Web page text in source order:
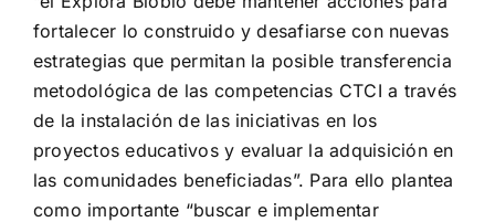
fortalecer lo construido y desafiarse con nuevas
estrategias que permitan la posible transferencia
metodológica de las competencias CTCI a través
de la instalación de las iniciativas en los
proyectos educativos y evaluar la adquisición en
las comunidades beneficiadas”. Para ello plantea
como importante “buscar e implementar